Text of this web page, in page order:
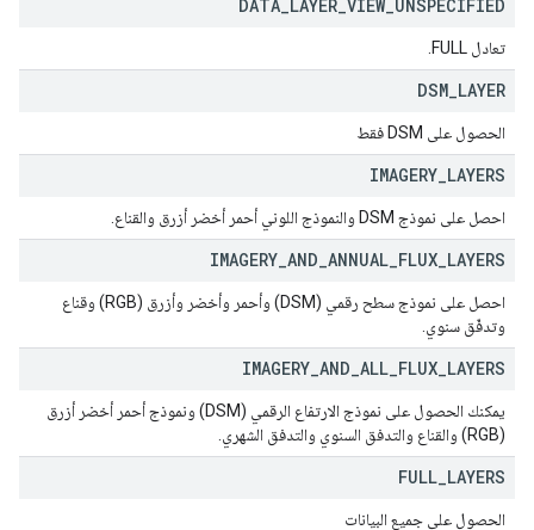
DATA LAYER VIEW_ UNSPECIFIED
تعادل FULL.
DSM LAYER
الحصول على DSM فقط
IMAGERY LAYERS
احصل على نموذج DSM والنموذج اللوني أحمر أخضر أزرق والقناع.
IMAGERY AND ANNUAL FLUX LAYERS
احصل على نموذج سطح رقمي (DSM) وأحمر وأخضر وأزرق (RGB) وقناع
وتدفّق سنوي.
IMAGERY AND ALL FLUX LAYERS
يمكنك الحصول على نموذج الارتفاع الرقمي (DSM) ونموذج أحمر أخضر أزرق
(RGB) والقناع والتدفق السنوي والتدفق الشهري.
FULL LAYERS
الحصول على جميع البيانات